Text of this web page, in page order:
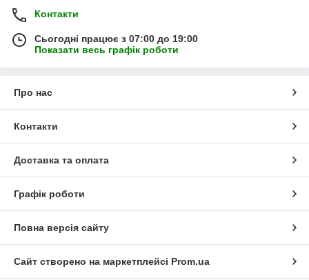
Контакти
Сьогодні працює з 07:00 до 19:00
Показати весь графік роботи
Про нас
Контакти
Доставка та оплата
Графік роботи
Повна версія сайту
Сайт створено на маркетплейсі Prom.ua